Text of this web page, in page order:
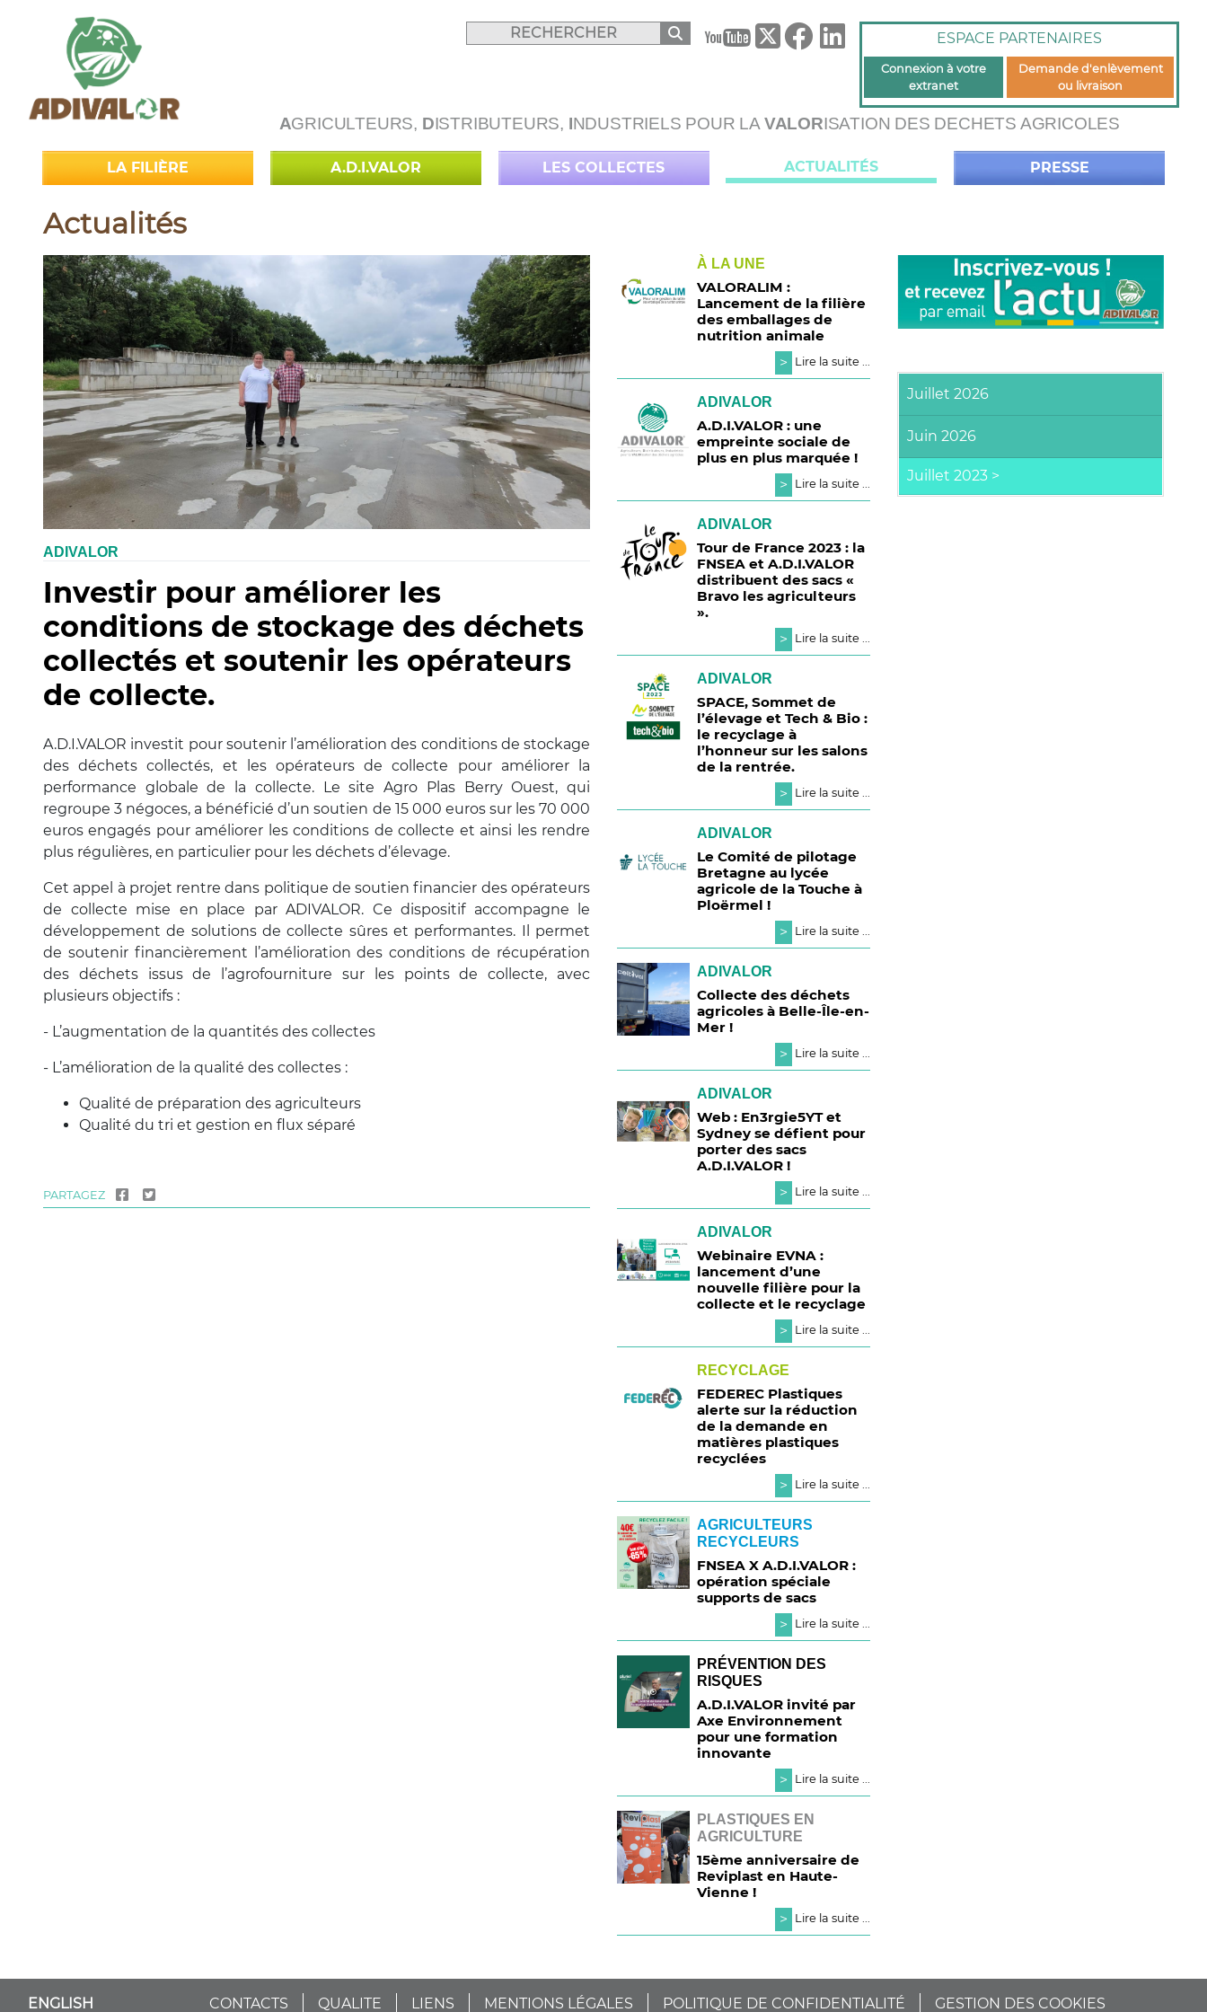
B ESPACE PARTENAIRES
Connexion à votre
extranet
Demande d'enlèvement
ou livraison
AGRICULTEURS, DISTRIBUTEURS, INDUSTRIELS POUR LA VALORISATION DES DECHETS AGRICOLES
LA FILIÈRE A.D.I.VALOR LES COLLECTES ACTUALITÉS PRESSE
Actualités
ADIVALOR
Investir pour améliorer les
conditions de stockage des déchets
collectés et soutenir les opérateurs
de collecte.
A.D.I.VALOR investit pour soutenir l’amélioration des conditions de stockage
des déchets collectés, et les opérateurs de collecte pour améliorer la
performance globale de la collecte. Le site Agro Plas Berry Ouest, qui
regroupe 3 négoces, a bénéficié d’un soutien de 15 000 euros sur les 70 000
euros engagés pour améliorer les conditions de collecte et ainsi les rendre
plus régulières, en particulier pour les déchets d’élevage.
Cet appel à projet rentre dans politique de soutien financier des opérateurs
de collecte mise en place par ADIVALOR. Ce dispositif accompagne le
développement de solutions de collecte sûres et performantes. Il permet
de soutenir financièrement l’amélioration des conditions de récupération
des déchets issus de l’agrofourniture sur les points de collecte, avec
plusieurs objectifs :
- L’augmentation de la quantités des collectes
- L’amélioration de la qualité des collectes :
Qualité de préparation des agriculteurs
Qualité du tri et gestion en flux séparé
PARTAGEZ
À LA UNE
VALORALIM :
Lancement de la filière
des emballages de
nutrition animale
>
Lire la suite ...
ADIVALOR
A.D.I.VALOR : une
empreinte sociale de
plus en plus marquée !
>
Lire la suite ...
ADIVALOR
Tour de France 2023 : la
FNSEA et A.D.I.VALOR
distribuent des sacs «
Bravo les agriculteurs
».
>
Lire la suite ...
ADIVALOR
SPACE, Sommet de
l’élevage et Tech & Bio :
le recyclage à
l’honneur sur les salons
de la rentrée.
>
Lire la suite ...
ADIVALOR
Le Comité de pilotage
Bretagne au lycée
agricole de la Touche à
Ploërmel !
>
Lire la suite ...
ADIVALOR
Collecte des déchets
agricoles à Belle-Île-en-
Mer !
>
Lire la suite ...
ADIVALOR
Web : En3rgie5YT et
Sydney se défient pour
porter des sacs
A.D.I.VALOR !
>
Lire la suite ...
ADIVALOR
Webinaire EVNA :
lancement d’une
nouvelle filière pour la
collecte et le recyclage
>
Lire la suite ...
RECYCLAGE
FEDEREC Plastiques
alerte sur la réduction
de la demande en
matières plastiques
recyclées
>
Lire la suite ...
AGRICULTEURS
RECYCLEURS
FNSEA X A.D.I.VALOR :
opération spéciale
supports de sacs
>
Lire la suite ...
PRÉVENTION DES
RISQUES
A.D.I.VALOR invité par
Axe Environnement
pour une formation
innovante
>
Lire la suite ...
PLASTIQUES EN
AGRICULTURE
15ème anniversaire de
Reviplast en Haute-
Vienne !
>
Lire la suite ...
Juillet 2026
Juin 2026
ENGLISH CONTACTS QUALITE LIENS MENTIONS LÉGALES POLITIQUE DE CONFIDENTIALITÉ GESTION DES COOKIES